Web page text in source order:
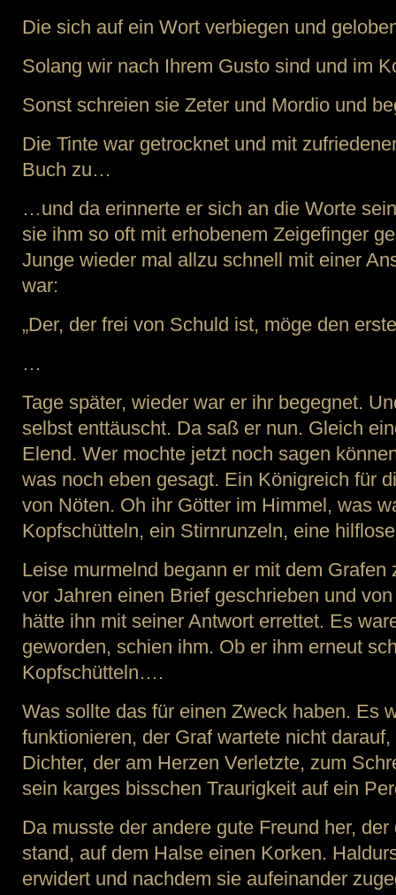
Die sich auf ein Wort verbiegen und
Solang wir nach Ihrem Gusto sind und im
Sonst schreien sie Zeter und Mordio und
Die Tinte war getrocknet und mit
Buch zu…
…und da erinnerte er sich an die Worte
sie ihm so oft mit erhobenem Zeigefinger
Junge wieder mal allzu schnell mit einer
war:
„Der, der frei von Schuld ist, möge den
…
Tage später, wieder war er ihr begegnet.
selbst enttäuscht. Da saß er nun. Gleich
Elend. Wer mochte jetzt noch sagen
was noch eben gesagt. Ein Königreich für
von Nöten. Oh ihr Götter im Himmel, was
Kopfschütteln, ein Stirnrunzeln, eine
Leise murmelnd begann er mit dem Grafen
vor Jahren einen Brief geschrieben und
hätte ihn mit seiner Antwort errettet. Es
geworden, schien ihm. Ob er ihm erneut
Kopfschütteln….
Was sollte das für einen Zweck haben. Es
funktionieren, der Graf wartete nicht
Dichter, der am Herzen Verletzte, zum
sein karges bisschen Traurigkeit auf ein
Da musste der andere gute Freund her,
stand, auf dem Halse einen Korken.
erwidert und nachdem sie aufeinander